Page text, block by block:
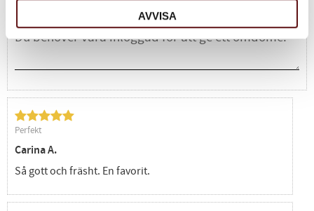
AVVISA
Perfekt
Carina A.
Så gott och fräsht. En favorit.